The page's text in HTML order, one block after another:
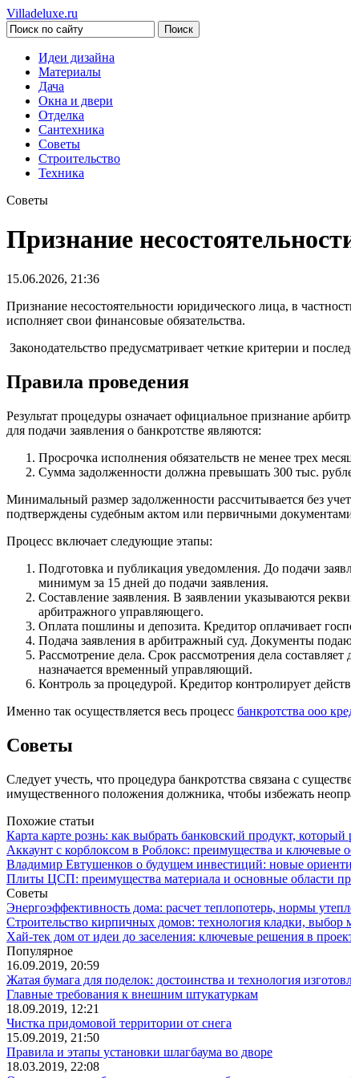
Villadeluxe.ru
Идеи дизайна
Материалы
Дача
Окна и двери
Отделка
Сантехника
Советы
Строительство
Техника
Советы
Признание
15.06.2026, 21:36
Признание несостоятельности юридического лица, в
исполняет свои финансовые обязательства.
Законодательство предусматривает четкие критерии и
Правила проведения
Результат процедуры означает официальное признание
для подачи заявления о банкротстве являются:
Просрочка исполнения обязательств не менее трех
Сумма задолженности должна превышать 300 тыс.
Минимальный размер задолженности рассчитывается без
подтверждены судебным актом или первичными
Процесс включает следующие этапы:
Подготовка и публикация уведомления. До подачи
минимум за 15 дней до подачи заявления.
Составление заявления. В заявлении указываются
арбитражного управляющего.
Оплата пошлины и депозита. Кредитор оплачивает
Подача заявления в арбитражный суд. Документы
Рассмотрение дела. Срок рассмотрения дела
назначается временный управляющий.
Контроль за процедурой. Кредитор контролирует
Именно так осуществляется весь процесс банкротства ооо
Советы
Следует учесть, что процедура банкротства связана с
имущественного положения должника, чтобы избежать
Похожие статьи
Карта карте рознь: как выбрать банковский продукт, который
Аккаунт с корблоксом в Роблокс: преимущества и ключевые
Владимир Евтушенков о будущем инвестиций: новые
Плиты ЦСП: преимущества материала и основные области
Советы
Энергоэффективность дома: расчет теплопотерь, нормы
Строительство кирпичных домов: технология кладки, выбор
Хай-тек дом от идеи до заселения: ключевые решения в
Популярное
16.09.2019, 20:59
Жатая бумага для поделок: достоинства и технология
Главные требования к внешним штукатуркам
18.09.2019, 12:21
Чистка придомовой территории от снега
15.09.2019, 21:50
Правила и этапы установки шлагбаума во дворе
18.03.2019, 22:08